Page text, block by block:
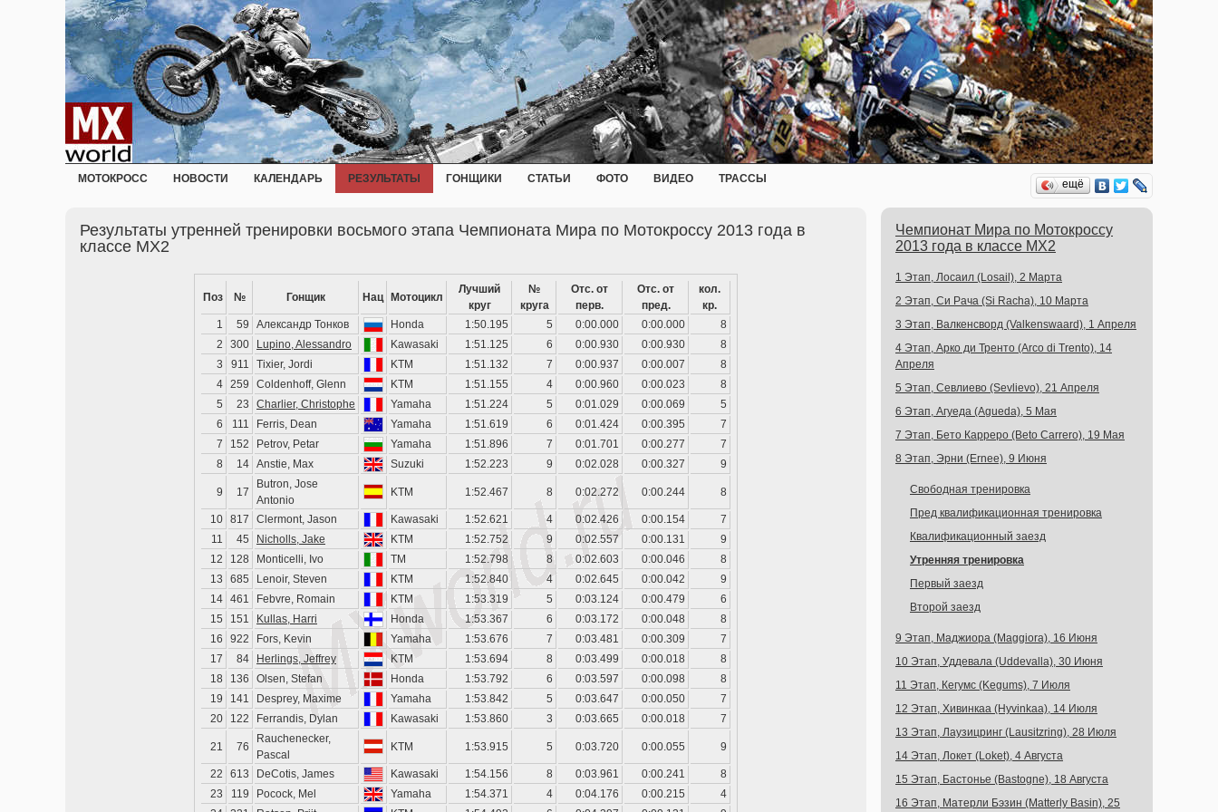
МОТОКРОСС НОВОСТИ КАЛЕНДАРЬ РЕЗУЛЬТАТЫ ГОНЩИКИ СТАТЬИ ФОТО ВИДЕО ТРАССЫ ещё
Результаты утренней тренировки восьмого этапа Чемпионата Мира по Мотокроссу 2013 года в
классе MX2
Поз № Гонщик Нац Мотоцикл
Лучший
круг
№
круга
Отс. от
перв.
Отс. от
пред.
кол.
кр.
1
59 Александр Тонков Honda 1:50.195 5 0:00.000 0:00.000
8
2
300 Lupino, Alessandro Kawasaki 1:51.125 6 0:00.930 0:00.930
8
3
911 Tixier, Jordi KTM 1:51.132 7 0:00.937 0:00.007
8
4 259 Coldenhoff, Glenn KTM 1:51.155 4 0:00.960 0:00.023
8
5
23 Charlier, Christophe Yamaha 1:51.224 5 0:01.029 0:00.069
5
6
111 Ferris, Dean Yamaha 1:51.619 6 0:01.424 0:00.395
7
7
152 Petrov, Petar Yamaha 1:51.896 7 0:01.701 0:00.277
7
8
14 Anstie, Max Suzuki 1:52.223 9 0:02.028 0:00.327 9
9 17
Butron, Jose
Antonio
KTM 1:52.467 8 0:02.272 0:00.244 8
10 817 Clermont, Jason Kawasaki 1:52.621 4 0:02.426 0:00.154
7
11
45 Nicholls, Jake KTM 1:52.752 9 0:02.557 0:00.131
9
12
128 Monticelli, Ivo TM 1:52.798 8 0:02.603 0:00.046
8
13
685 Lenoir, Steven KTM 1:52.840 4 0:02.645 0:00.042
9
14 461 Febvre, Romain KTM 1:53.319 5 0:03.124 0:00.479
6
15
151 Kullas, Harri Honda 1:53.367 6 0:03.172 0:00.048
8
16
922 Fors, Kevin Yamaha 1:53.676 7 0:03.481 0:00.309
7
17
84 Herlings, Jeffrey KTM 1:53.694 8 0:03.499 0:00.018
8
18
136 Olsen, Stefan Honda 1:53.792 6 0:03.597 0:00.098
8
19
141 Desprey, Maxime Yamaha 1:53.842 5 0:03.647 0:00.050
7
20
122 Ferrandis, Dylan Kawasaki 1:53.860 3 0:03.665 0:00.018 7
21 76
Rauchenecker,
Pascal
KTM 1:53.915 5 0:03.720 0:00.055 9
22 613 DeCotis, James Kawasaki 1:54.156 8 0:03.961 0:00.241
8
23
119 Pocock, Mel Yamaha 1:54.371 4 0:04.176 0:00.215
4
Чемпионат Мира по Мотокроссу
2013 года в классе MX2
1 Этап, Лосаил (Losail), 2 Марта
2 Этап, Си Рача (Si Racha), 10 Марта
3 Этап, Валкенсворд (Valkenswaard), 1 Апреля
4 Этап, Арко ди Тренто (Arco di Trento), 14
Апреля
5 Этап, Севлиево (Sevlievo), 21 Апреля
6 Этап, Агуеда (Agueda), 5 Мая
7 Этап, Бето Карреро (Beto Carrero), 19 Мая
8 Этап, Эрни (Ernee), 9 Июня
Свободная тренировка
Пред квалификационная тренировка
Квалификационный заезд
Утренняя тренировка
Первый заезд
Второй заезд
9 Этап, Маджиора (Maggiora), 16 Июня
10 Этап, Уддевала (Uddevalla), 30 Июня
11 Этап, Кегумс (Kegums), 7 Июля
12 Этап, Хивинкаа (Hyvinkaa), 14 Июля
13 Этап, Лаузицринг (Lausitzring), 28 Июля
14 Этап, Локет (Loket), 4 Августа
15 Этап, Бастонье (Bastogne), 18 Августа
16 Этап, Матерли Бэзин (Matterly Basin), 25